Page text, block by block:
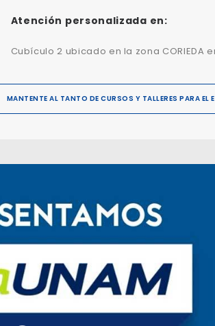
Atención personalizada en:
Cubículo 2 ubicado en la zona CORIEDA
MANTENTE AL TANTO DE CURSOS Y TALLERES PARA EL